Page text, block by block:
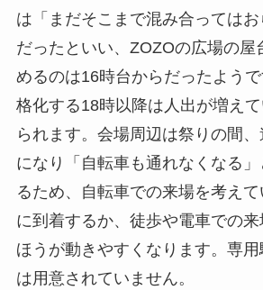
は「まだそこまで混み合ってはお
だったといい、ZOZOの広場の屋
めるのは16時台からだったよう
格化する18時以降は人出が増え
られます。会場周辺は祭りの間
になり「自転車も通れなくなる
るため、自転車での来場を考え
に到着するか、徒歩や電車での
ほうが動きやすくなります。専
は用意されていません。